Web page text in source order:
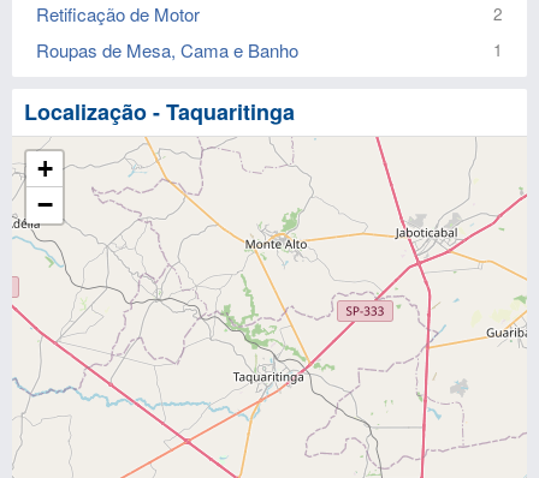
Retificação de Motor 2
Roupas de Mesa, Cama e Banho 1
Localização - Taquaritinga
+
−